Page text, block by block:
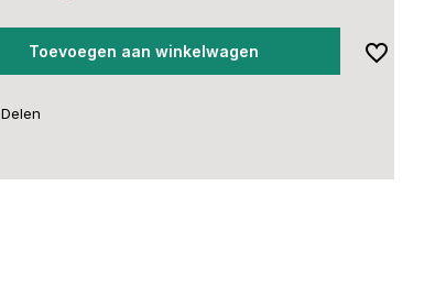
Toevoegen aan winkelwagen
Delen